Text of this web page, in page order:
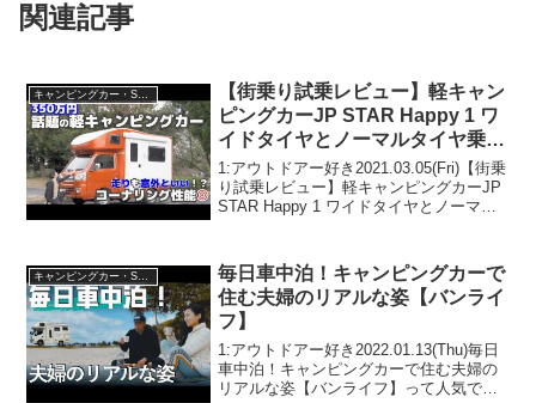
関連記事
【街乗り試乗レビュー】軽キャン
ピングカーJP STAR Happy 1 ワ
イドタイヤとノーマルタイヤ乗り
比べで分かった安定性
1:アウトドアー好き2021.03.05(Fri)【街乗
り試乗レビュー】軽キャンピングカーJP
STAR Happy 1 ワイドタイヤとノーマル
アウトドアー好き202...
キャンピングカー・SUV人気車種
毎日車中泊！キャンピングカーで
住む夫婦のリアルな姿【バンライ
フ】
1:アウトドアー好き2022.01.13(Thu)毎日
車中泊！キャンピングカーで住む夫婦の
リアルな姿【バンライフ】って人気で話